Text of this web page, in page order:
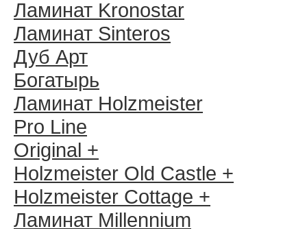
Ламинат Kronostar
Ламинат Sinteros
Дуб Арт
Богатырь
Ламинат Holzmeister
Pro Line
Original +
Holzmeister Old Castle +
Holzmeister Cottage +
Ламинат Millennium